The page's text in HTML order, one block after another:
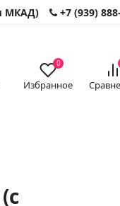
МКАД) +7 (939)
0
Избранное